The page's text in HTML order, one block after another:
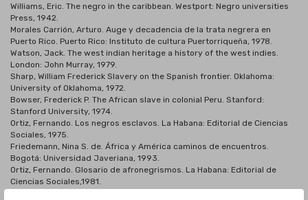
Williams, Eric. The negro in the caribbean. Westport: Negro universities
Press, 1942.
Morales Carrión, Arturo. Auge y decadencia de la trata negrera en
Puerto Rico. Puerto Rico: Instituto de cultura Puertorriqueña, 1978.
Watson, Jack. The west indian heritage a history of the west indies.
London: John Murray, 1979.
Sharp, William Frederick Slavery on the Spanish frontier. Oklahoma:
University of Oklahoma, 1972.
Bowser, Frederick P. The African slave in colonial Peru. Stanford:
Stanford University, 1974.
Ortiz, Fernando. Los negros esclavos. La Habana: Editorial de Ciencias
Sociales, 1975.
Friedemann, Nina S. de. África y América caminos de encuentros.
Bogotá: Universidad Javeriana, 1993.
Ortiz, Fernando. Glosario de afronegrismos. La Habana: Editorial de
Ciencias Sociales,1981.